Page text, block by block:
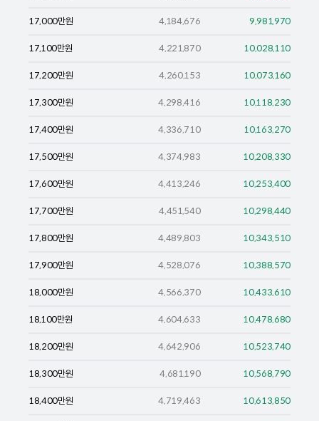
17,000만원 4,184,676 9,981,970
17,100만원 4,221,870 10,028,110
17,200만원 4,260,153 10,073,160
17,300만원 4,298,416 10,118,230
17,400만원 4,336,710 10,163,270
17,500만원 4,374,983 10,208,330
17,600만원 4,413,246 10,253,400
17,700만원 4,451,540 10,298,440
17,800만원 4,489,803 10,343,510
17,900만원 4,528,076 10,388,570
18,000만원 4,566,370 10,433,610
18,100만원 4,604,633 10,478,680
18,200만원 4,642,906 10,523,740
18,300만원 4,681,190 10,568,790
18,400만원 4,719,463 10,613,850